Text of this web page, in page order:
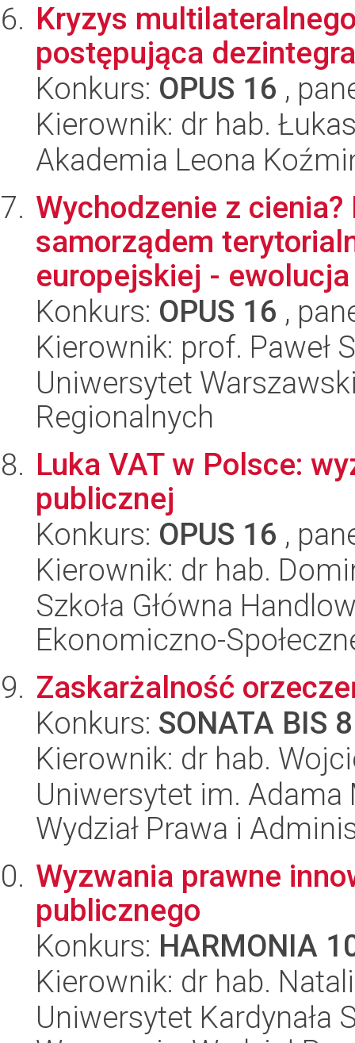
Kryzys
postępująca
Konkurs: OPUS 16 ,
Kierownik: dr hab.
Akademia Leona
Wychodzenie z
samorządem
europejskiej -
Konkurs: OPUS 16 ,
Kierownik: prof. Paweł
Uniwersytet
Regionalnych
Luka VAT w Polsce:
publicznej
Konkurs: OPUS 16 ,
Kierownik: dr hab.
Szkoła Główna
Ekonomiczno-
Zaskarżalność
Konkurs: SONATA BIS 8
Kierownik: dr hab.
Uniwersytet im.
Wydział Prawa i
Wyzwania prawne
publicznego
Konkurs: HARMONIA
Kierownik: dr hab.
Uniwersytet Kardynała